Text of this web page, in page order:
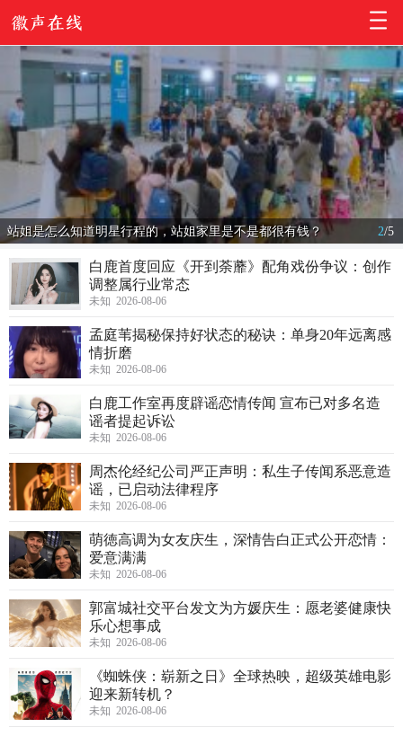
站姐是怎么知道明星行程的，站姐家里是不是都很有钱？ 2/5
白鹿首度回应《开到荼蘼》配角戏份争议：创作
调整属行业常态
未知 2026-08-06
孟庭苇揭秘保持好状态的秘诀：单身20年远离感
情折磨
未知 2026-08-06
白鹿工作室再度辟谣恋情传闻 宣布已对多名造
谣者提起诉讼
未知 2026-08-06
周杰伦经纪公司严正声明：私生子传闻系恶意造
谣，已启动法律程序
未知 2026-08-06
萌徳高调为女友庆生，深情告白正式公开恋情：
爱意满满
未知 2026-08-06
郭富城社交平台发文为方媛庆生：愿老婆健康快
乐心想事成
未知 2026-08-06
《蜘蛛侠：崭新之日》全球热映，超级英雄电影
迎来新转机？
未知 2026-08-06